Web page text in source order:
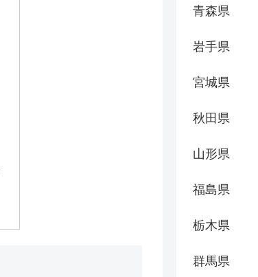
青森県
岩手県
宮城県
秋田県
山形県
福島県
栃木県
群馬県